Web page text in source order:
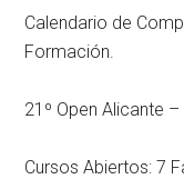
Calendario de
Formación.
21º Open Alicante
Cursos Abiertos: 7